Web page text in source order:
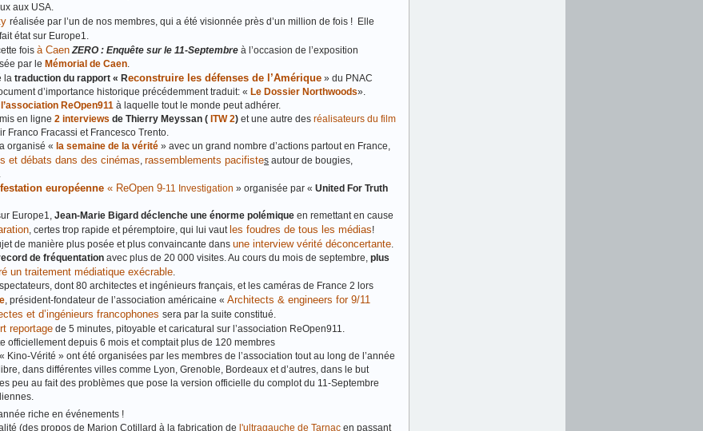
aux USA.
réalisée par l’un de nos membres, qui a été visionnée près d’un million de fois ! Elle
état sur Europe1.
fois à Caen ZERO : Enquête sur le 11-Septembre à l’occasion de l’exposition
par le Mémorial de Caen.
la traduction du rapport « Reconstruire les défenses de l’Amérique » du PNAC
d’importance historique précédemment traduit: « Le Dossier Northwoods».
ReOpen911 à laquelle tout le monde peut adhérer.
en ligne 2 interviews de Thierry Meyssan ( ITW 2) et une autre des réalisateurs du film
Franco Fracassi et Francesco Trento.
organisé « la semaine de la vérité » avec un grand nombre d’actions partout en France,
et débats dans des cinémas, rassemblements pacifistes autour de bougies,
européenne « ReOpen 9‐11 Investigation » organisée par « United For Truth
Europe1, Jean-Marie Bigard déclenche une énorme polémique en remettant en cause
, certes trop rapide et péremptoire, qui lui vaut les foudres de tous les médias!
de manière plus posée et plus convaincante dans une interview vérité déconcertante.
de fréquentation avec plus de 20 000 visites. Au cours du mois de septembre, plus
un traitement médiatique exécrable.
dont 80 architectes et ingénieurs français, et les caméras de France 2 lors
, président-fondateur de l’association américaine « Architects & engineers for 9/11
et d’ingénieurs francophones sera par la suite constitué.
reportage de 5 minutes, pitoyable et caricatural sur l’association ReOpen911.
officiellement depuis 6 mois et comptait plus de 120 membres
Kino‐Vérité » ont été organisées par les membres de l’association tout au long de l’année
dans différentes villes comme Lyon, Grenoble, Bordeaux et d’autres, dans le but
peu au fait des problèmes que pose la version officielle du complot du 11-Septembre
riche en événements !
(des propos de Marion Cotillard à la fabrication de l'ultragauche de Tarnac en passant